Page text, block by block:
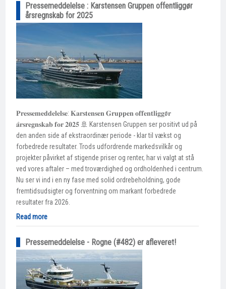
Pressemeddelelse : Karstensen Gruppen offentliggør
årsregnskab for 2025
𝐏𝐫𝐞𝐬𝐬𝐞𝐦𝐞𝐝𝐝𝐞𝐥𝐞𝐥𝐬𝐞: 𝐊𝐚𝐫𝐬𝐭𝐞𝐧𝐬𝐞𝐧 𝐆𝐫𝐮𝐩𝐩𝐞𝐧 𝐨𝐟𝐟𝐞𝐧𝐭𝐥𝐢𝐠𝐠ø𝐫
𝐚̊𝐫𝐬𝐫𝐞𝐠𝐧𝐬𝐤𝐚𝐛 𝐟𝐨𝐫 𝟐𝟎𝟐𝟓 🚢 Karstensen Gruppen ser positivt ud på
den anden side af ekstraordinær periode - klar til vækst og
forbedrede resultater. Trods udfordrende markedsvilkår og
projekter påvirket af stigende priser og renter, har vi valgt at stå
ved vores aftaler – med troværdighed og ordholdenhed i centrum.
Nu ser vi ind i en ny fase med solid ordrebeholdning, gode
fremtidsudsigter og forventning om markant forbedrede
resultater fra 2026.
Read more
Pressemeddelelse - Rogne (#482) er afleveret!